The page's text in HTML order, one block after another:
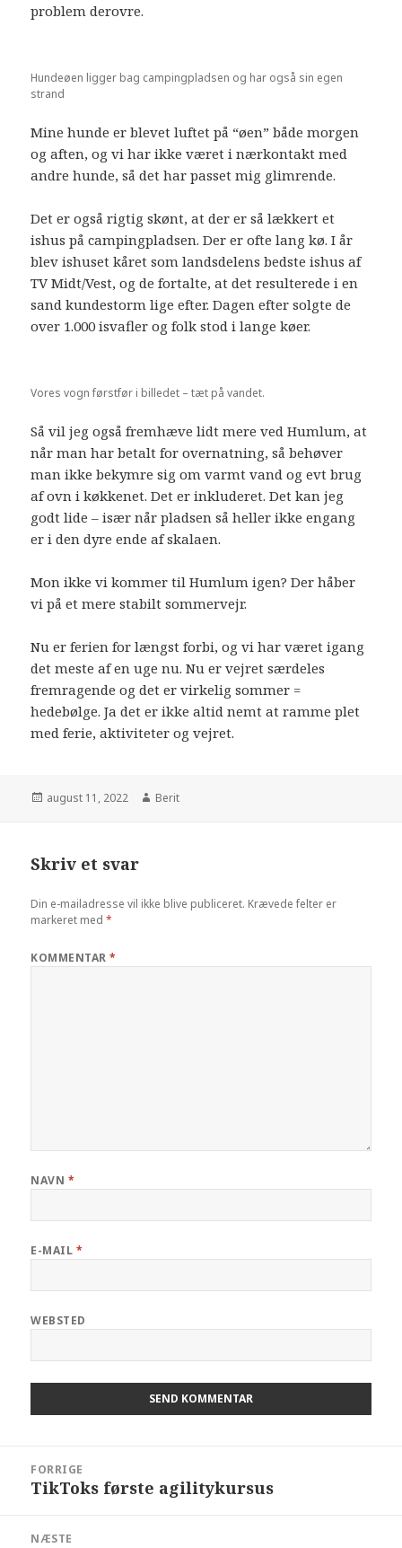
problem derovre.
Hundeøen ligger bag campingpladsen og har også sin egen
strand
Mine hunde er blevet luftet på “øen” både morgen
og aften, og vi har ikke været i nærkontakt med
andre hunde, så det har passet mig glimrende.
Det er også rigtig skønt, at der er så lækkert et
ishus på campingpladsen. Der er ofte lang kø. I år
blev ishuset kåret som landsdelens bedste ishus af
TV Midt/Vest, og de fortalte, at det resulterede i en
sand kundestorm lige efter. Dagen efter solgte de
over 1.000 isvafler og folk stod i lange køer.
Vores vogn førstfør i billedet – tæt på vandet.
Så vil jeg også fremhæve lidt mere ved Humlum, at
når man har betalt for overnatning, så behøver
man ikke bekymre sig om varmt vand og evt brug
af ovn i køkkenet. Det er inkluderet. Det kan jeg
godt lide – især når pladsen så heller ikke engang
er i den dyre ende af skalaen.
Mon ikke vi kommer til Humlum igen? Der håber
vi på et mere stabilt sommervejr.
Nu er ferien for længst forbi, og vi har været igang
det meste af en uge nu. Nu er vejret særdeles
fremragende og det er virkelig sommer =
hedebølge. Ja det er ikke altid nemt at ramme plet
med ferie, aktiviteter og vejret.
august 11, 2022 Berit
Skriv et svar
Din e-mailadresse vil ikke blive publiceret. Krævede felter er
markeret med*
KOMMENTAR*
NAVN *
E-MAIL *
WEBSTED
FORRIGE
TikToks første agilitykursus
NÆSTE